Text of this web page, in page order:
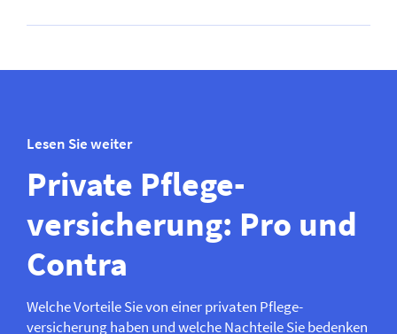
Lesen Sie weiter
Private Pflege­­
versicherung: Pro und
Contra
Welche Vorteile Sie von einer privaten Pflege­­
versicherung haben und welche Nachteile Sie bedenken